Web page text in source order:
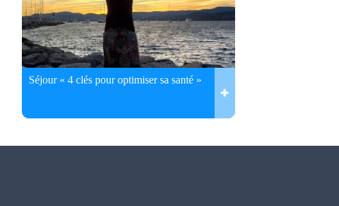
Séjour « 4 clés pour optimiser sa santé »